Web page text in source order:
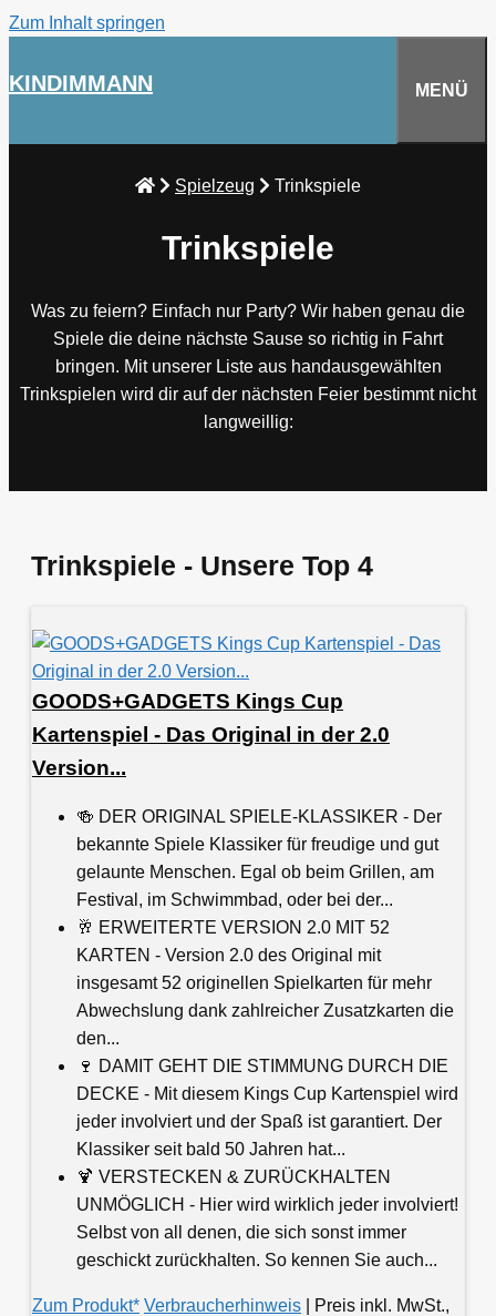
Zum Inhalt springen
KINDIMMANN MENÜ
Spielzeug Trinkspiele
Trinkspiele
Was zu feiern? Einfach nur Party? Wir haben genau die
Spiele die deine nächste Sause so richtig in Fahrt
bringen. Mit unserer Liste aus handausgewählten
Trinkspielen wird dir auf der nächsten Feier bestimmt nicht
langweillig:
Trinkspiele - Unsere Top 4
GOODS+GADGETS Kings Cup
Kartenspiel - Das Original in der 2.0
Version...
🍻 DER ORIGINAL SPIELE-KLASSIKER - Der
bekannte Spiele Klassiker für freudige und gut
gelaunte Menschen. Egal ob beim Grillen, am
Festival, im Schwimmbad, oder bei der...
🥂 ERWEITERTE VERSION 2.0 MIT 52
KARTEN - Version 2.0 des Original mit
insgesamt 52 originellen Spielkarten für mehr
Abwechslung dank zahlreicher Zusatzkarten die
den...
🍷 DAMIT GEHT DIE STIMMUNG DURCH DIE
DECKE - Mit diesem Kings Cup Kartenspiel wird
jeder involviert und der Spaß ist garantiert. Der
Klassiker seit bald 50 Jahren hat...
🍹 VERSTECKEN & ZURÜCKHALTEN
UNMÖGLICH - Hier wird wirklich jeder involviert!
Selbst von all denen, die sich sonst immer
geschickt zurückhalten. So kennen Sie auch...
Zum Produkt* Verbraucherhinweis | Preis inkl. MwSt.,